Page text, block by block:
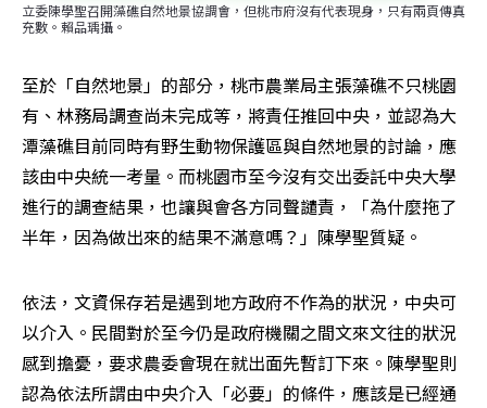
立委陳學聖召開藻礁自然地景協調會，但桃市府沒有代表現身，只有兩頁傳真
充數。賴品瑀攝。
至於「自然地景」的部分，桃市農業局主張藻礁不只桃園
有、林務局調查尚未完成等，將責任推回中央，並認為大
潭藻礁目前同時有野生動物保護區與自然地景的討論，應
該由中央統一考量。而桃園市至今沒有交出委託中央大學
進行的調查結果，也讓與會各方同聲譴責，「為什麼拖了
半年，因為做出來的結果不滿意嗎？」陳學聖質疑。
依法，文資保存若是遇到地方政府不作為的狀況，中央可
以介入。民間對於至今仍是政府機關之間文來文往的狀況
感到擔憂，要求農委會現在就出面先暫訂下來。陳學聖則
認為依法所謂由中央介入「必要」的條件，應該是已經通